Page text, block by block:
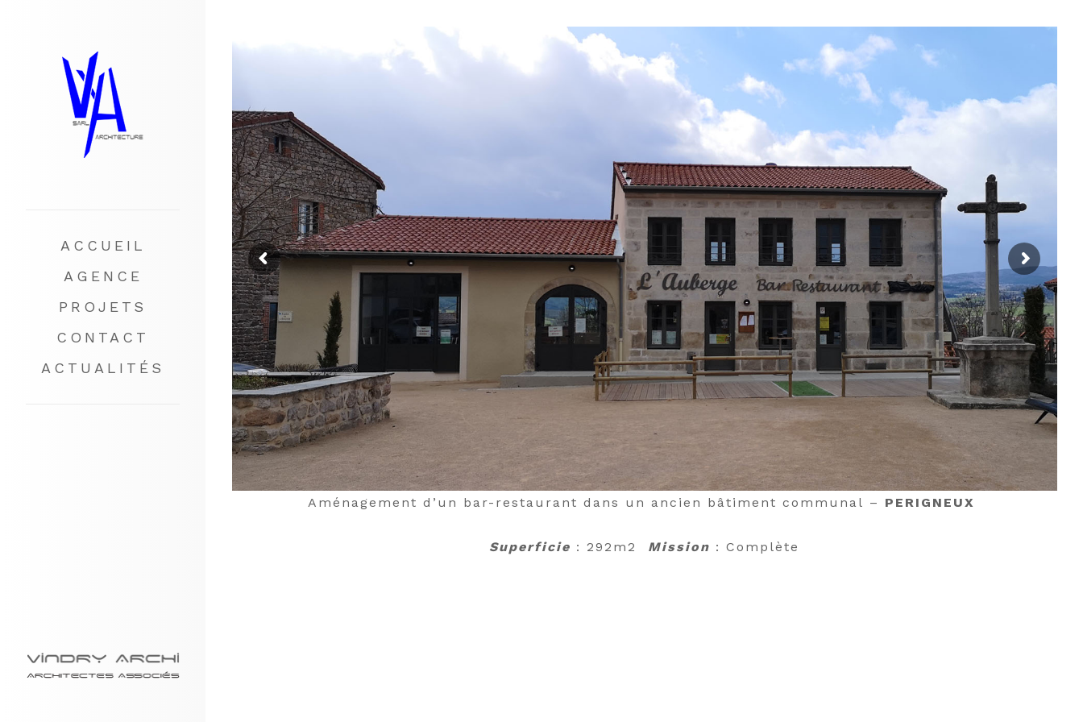
ACCUEIL
AGENCE
PROJETS
CONTACT
ACTUALITÉS
Aménagement d’un bar-restaurant dans un ancien bâtiment communal – PERIGNEUX
Superficie : 292m2 Mission : Complète